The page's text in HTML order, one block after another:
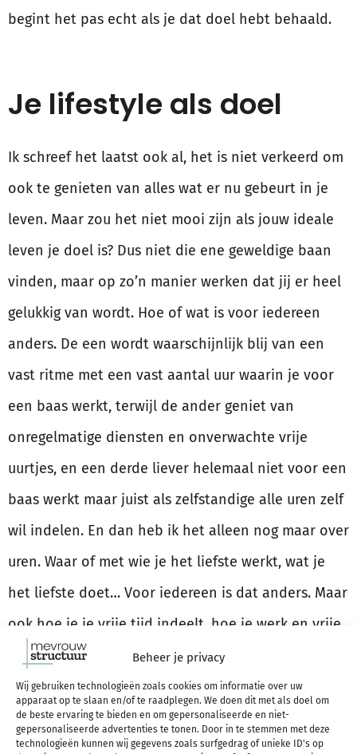
Beheer je privacy
Wij gebruiken technologieën zoals cookies om informatie over uw
apparaat op te slaan en/of te raadplegen. We doen dit met als doel om
de beste ervaring te bieden en om gepersonaliseerde en niet-
gepersonaliseerde advertenties te tonen. Door in te stemmen met deze
technologieën kunnen wij gegevens zoals surfgedrag of unieke ID's op
begint het pas echt als je dat doel hebt behaald.
Je lifestyle als doel
Ik schreef het laatst ook al, het is niet verkeerd om
ook te genieten van alles wat er nu gebeurt in je
leven. Maar zou het niet mooi zijn als jouw ideale
leven je doel is? Dus niet die ene geweldige baan
vinden, maar op zo’n manier werken dat jij er heel
gelukkig van wordt. Hoe of wat is voor iedereen
anders. De een wordt waarschijnlijk blij van een
vast ritme met een vast aantal uur waarin je voor
een baas werkt, terwijl de ander geniet van
onregelmatige diensten en onverwachte vrije
uurtjes, en een derde liever helemaal niet voor een
baas werkt maar juist als zelfstandige alle uren zelf
wil indelen. En dan heb ik het alleen nog maar over
uren. Waar of met wie je het liefste werkt, wat je
het liefste doet… Voor iedereen is dat anders. Maar
ook hoe je je vrije tijd indeelt, hoe je werk en vrije
tijd combineert, aan welke hobby’s je de meeste
tijd besteedt… Hoe zou jij dat ideaal gezien doen?
Denk daar eens over na, maak daarvan je doel en
ga op zoek naar een manier om dát te bereiken,